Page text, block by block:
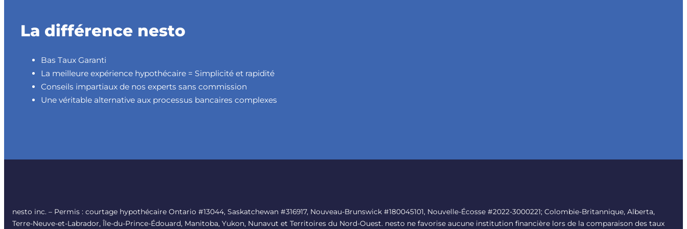
La différence nesto
Bas Taux Garanti
La meilleure expérience hypothécaire = Simplicité et rapidité
Conseils impartiaux de nos experts sans commission
Une véritable alternative aux processus bancaires complexes
nesto inc. – Permis : courtage hypothécaire Ontario #13044, Saskatchewan #316917, Nouveau-Brunswick #180045101, Nouvelle-Écosse #2022-3000221; Colombie-Britannique, Alberta,
Terre-Neuve-et-Labrador, Île-du-Prince-Édouard, Manitoba, Yukon, Nunavut et Territoires du Nord-Ouest. nesto ne favorise aucune institution financière lors de la comparaison des taux